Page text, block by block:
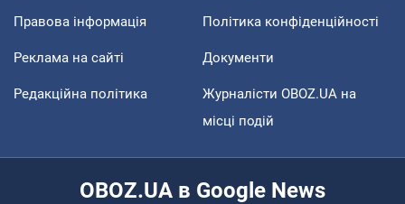
Правова інформація Політика конфіденційності
Реклама на сайті Документи
Редакційна політика
Журналісти OBOZ.UA на
місці подій
OBOZ.UA в Google News